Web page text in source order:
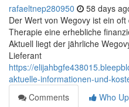
rafaeltnep280950 58 days
Der Wert von Wegovy ist ein
Therapie eine erhebliche
Aktuell liegt der jährliche
Lieferant
https://
aktuelle-informationen-und-
Comments
Who